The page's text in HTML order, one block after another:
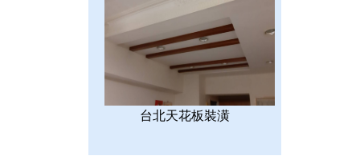
台北天花板裝潢